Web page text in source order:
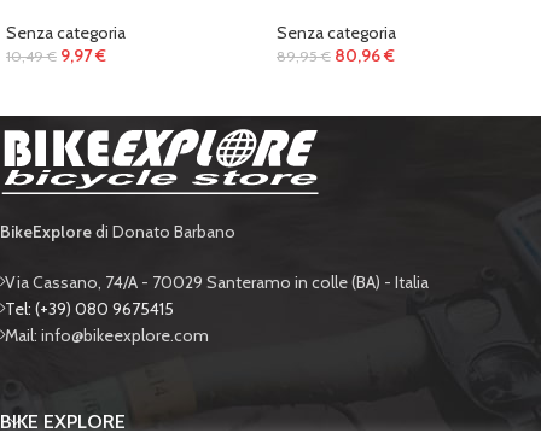
Senza categoria
10,49€ 9,97€
Senza categoria
89,95€ 80,96€
BikeExploredi Donato Barbano
Via Cassano, 74/A - 70029 Santeramo in colle (BA) - Italia
Tel: (+39) 080 9675415
Mail: info@bikeexplore.com
BIKE EXPLORE